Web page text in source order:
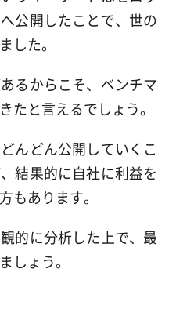
公開したことで、世の
した。
るからこそ、ベンチマ
たと言えるでしょう。
んどん公開していくこ
結果的に自社に利益を
もあります。
的に分析した上で、最
しょう。